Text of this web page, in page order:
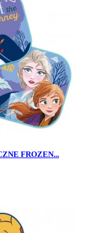
FROZEN...